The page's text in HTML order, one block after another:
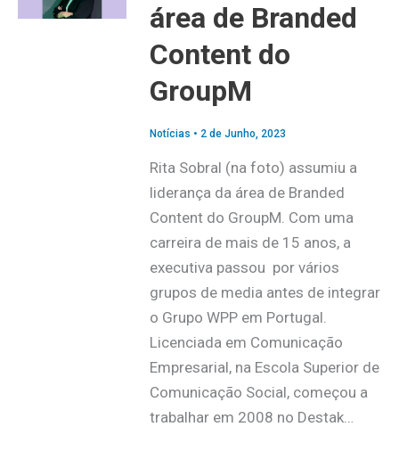
área de Branded
Content do
GroupM
Notícias • 2 de Junho, 2023
Rita Sobral (na foto) assumiu a
liderança da área de Branded
Content do GroupM. Com uma
carreira de mais de 15 anos, a
executiva passou por vários
grupos de media antes de integrar
o Grupo WPP em Portugal.
Licenciada em Comunicação
Empresarial, na Escola Superior de
Comunicação Social, começou a
trabalhar em 2008 no Destak…